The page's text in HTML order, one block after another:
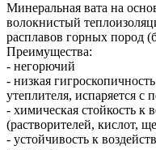
Минеральная вата на
волокнистый
расплавов горных пород
Преимущества:
- негорючий
- низкая
утеплителя, испаряется с
- химическая стойкость к
(растворителей, кислот,
- устойчивость к